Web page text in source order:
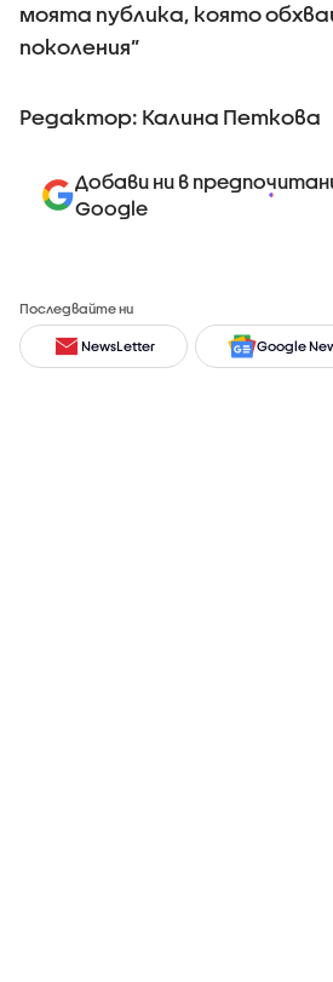
моята публика, която
поколения”
Редактор: Калина Петкова
Добави ни в
Google
Последвайте ни
NewsLetter Google